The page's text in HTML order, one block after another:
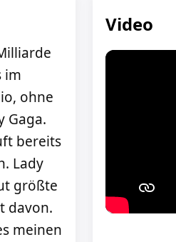
im
ohne
Gaga.
bereits
Lady
größte
davon.
meinen
Video